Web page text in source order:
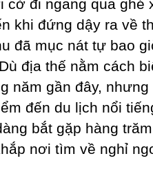
đi ngang qua ghé
khi đứng dậy ra về
đã mục nát tự bao
địa thế nằm cách
năm gần đây, nhưng
đến du lịch nổi
bắt gặp hàng trăm
nơi tìm về nghỉ